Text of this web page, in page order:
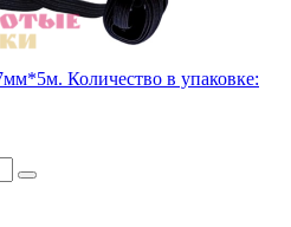
Количество в упаковке: